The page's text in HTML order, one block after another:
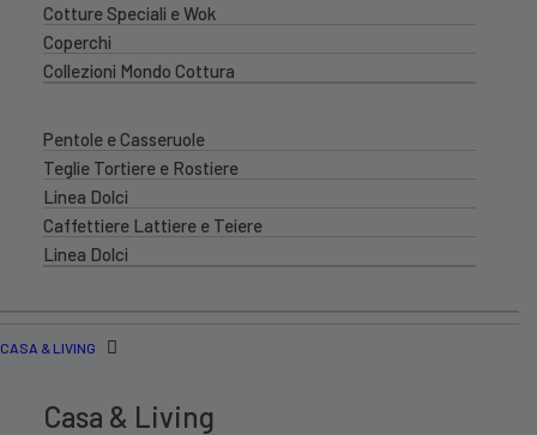
Cotture Speciali e Wok
Coperchi
Collezioni Mondo Cottura
Pentole e Casseruole
Teglie Tortiere e Rostiere
Linea Dolci
Caffettiere Lattiere e Teiere
Linea Dolci
CASA & LIVING
Casa & Living